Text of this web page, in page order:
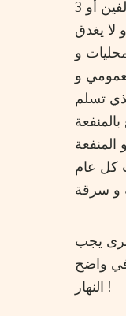
أما أن يكون لأحد المستثمرين ألفين أو 3
لا يغدق
و
و
تسلم
كل عام
يجب
في واضح
النهار !